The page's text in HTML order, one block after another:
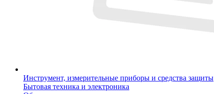
Инструмент, измерительные приборы и средства защиты
Бытовая техника и электроника